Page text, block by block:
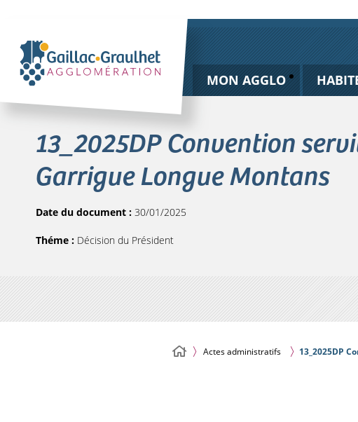
MON AGGLO
13_2025DP Convention
Garrigue Longue Montans
Date du document : 30/01/2025
Théme : Décision du Président
Actes administratifs 13_2025DP